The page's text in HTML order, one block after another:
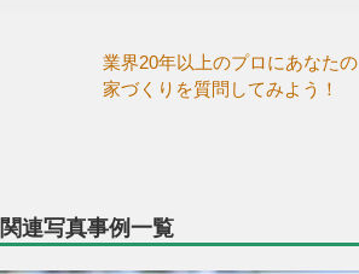
業界20年以上のプロにあなたの
家づくりを質問してみよう！
関連写真事例一覧